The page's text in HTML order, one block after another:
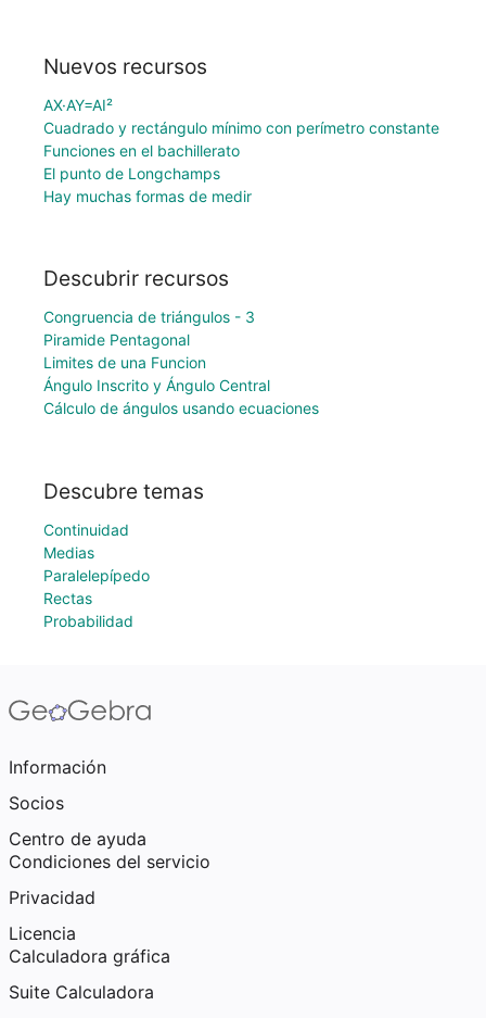
Nuevos recursos
AX·AY=AI²
Cuadrado y rectángulo mínimo con perímetro constante
Funciones en el bachillerato
El punto de Longchamps
Hay muchas formas de medir
Descubrir recursos
Congruencia de triángulos - 3
Piramide Pentagonal
Limites de una Funcion
Ángulo Inscrito y Ángulo Central
Cálculo de ángulos usando ecuaciones
Descubre temas
Continuidad
Medias
Paralelepípedo
Rectas
Probabilidad
Información
Socios
Centro de ayuda
Condiciones del servicio
Privacidad
Licencia
Calculadora gráfica
Suite Calculadora